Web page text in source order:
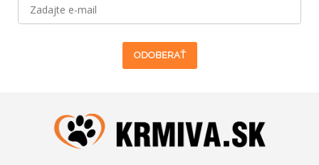
ODOBERAŤ